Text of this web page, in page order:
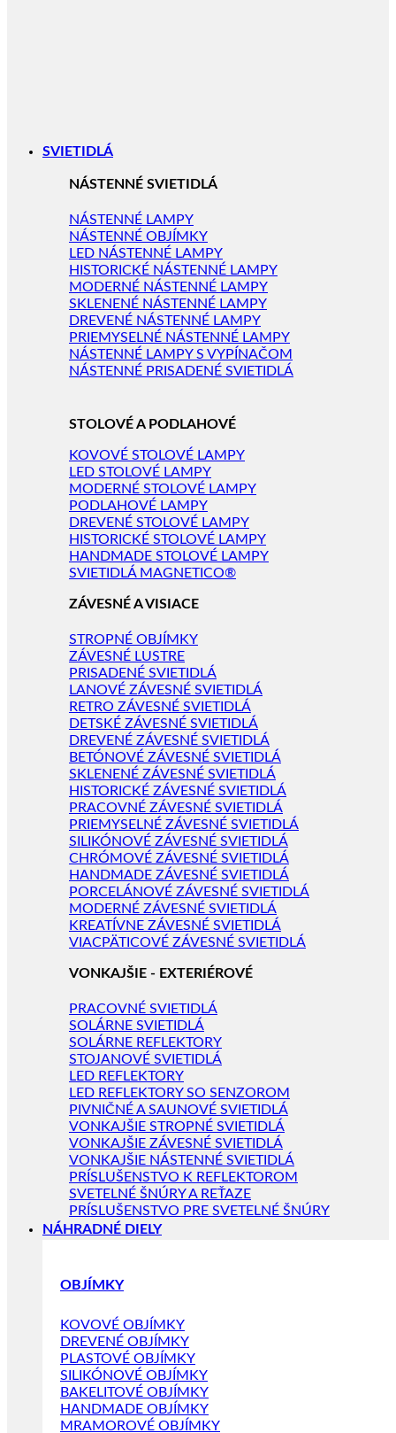
SVIETIDLÁ
NÁSTENNÉ SVIETIDLÁ
NÁSTENNÉ LAMPY
NÁSTENNÉ OBJÍMKY
LED NÁSTENNÉ LAMPY
HISTORICKÉ NÁSTENNÉ LAMPY
MODERNÉ NÁSTENNÉ LAMPY
SKLENENÉ NÁSTENNÉ LAMPY
DREVENÉ NÁSTENNÉ LAMPY
PRIEMYSELNÉ NÁSTENNÉ LAMPY
NÁSTENNÉ LAMPY S VYPÍNAČOM
NÁSTENNÉ PRISADENÉ SVIETIDLÁ
STOLOVÉ A PODLAHOVÉ
KOVOVÉ STOLOVÉ LAMPY
LED STOLOVÉ LAMPY
MODERNÉ STOLOVÉ LAMPY
PODLAHOVÉ LAMPY
DREVENÉ STOLOVÉ LAMPY
HISTORICKÉ STOLOVÉ LAMPY
HANDMADE STOLOVÉ LAMPY
SVIETIDLÁ MAGNETICO®
ZÁVESNÉ A VISIACE
STROPNÉ OBJÍMKY
ZÁVESNÉ LUSTRE
PRISADENÉ SVIETIDLÁ
LANOVÉ ZÁVESNÉ SVIETIDLÁ
RETRO ZÁVESNÉ SVIETIDLÁ
DETSKÉ ZÁVESNÉ SVIETIDLÁ
DREVENÉ ZÁVESNÉ SVIETIDLÁ
BETÓNOVÉ ZÁVESNÉ SVIETIDLÁ
SKLENENÉ ZÁVESNÉ SVIETIDLÁ
HISTORICKÉ ZÁVESNÉ SVIETIDLÁ
PRACOVNÉ ZÁVESNÉ SVIETIDLÁ
PRIEMYSELNÉ ZÁVESNÉ SVIETIDLÁ
SILIKÓNOVÉ ZÁVESNÉ SVIETIDLÁ
CHRÓMOVÉ ZÁVESNÉ SVIETIDLÁ
HANDMADE ZÁVESNÉ SVIETIDLÁ
PORCELÁNOVÉ ZÁVESNÉ SVIETIDLÁ
MODERNÉ ZÁVESNÉ SVIETIDLÁ
KREATÍVNE ZÁVESNÉ SVIETIDLÁ
VIACPÄTICOVÉ ZÁVESNÉ SVIETIDLÁ
VONKAJŠIE - EXTERIÉROVÉ
PRACOVNÉ SVIETIDLÁ
SOLÁRNE SVIETIDLÁ
SOLÁRNE REFLEKTORY
STOJANOVÉ SVIETIDLÁ
LED REFLEKTORY
LED REFLEKTORY SO SENZOROM
PIVNIČNÉ A SAUNOVÉ SVIETIDLÁ
VONKAJŠIE STROPNÉ SVIETIDLÁ
VONKAJŠIE ZÁVESNÉ SVIETIDLÁ
VONKAJŠIE NÁSTENNÉ SVIETIDLÁ
PRÍSLUŠENSTVO K REFLEKTOROM
SVETELNÉ ŠNÚRY A REŤAZE
PRÍSLUŠENSTVO PRE SVETELNÉ ŠNÚRY
NÁHRADNÉ DIELY
OBJÍMKY
KOVOVÉ OBJÍMKY
DREVENÉ OBJÍMKY
PLASTOVÉ OBJÍMKY
SILIKÓNOVÉ OBJÍMKY
BAKELITOVÉ OBJÍMKY
HANDMADE OBJÍMKY
MRAMOROVÉ OBJÍMKY